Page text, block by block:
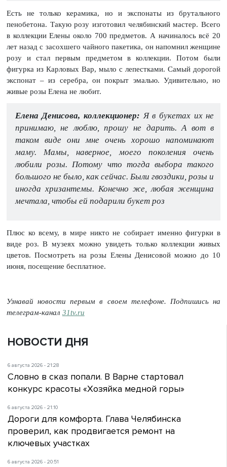
Есть не только керамика, но и экспонаты из брутального
пенобетона. Такую розу изготовил челябинский мастер. Всего
в коллекции Елены около 700 предметов. А начиналось всё 20
лет назад с засохшего чайного пакетика, он напомнил женщине
розу и стал первым предметом в коллекции. Потом были
фигурка из Карловых Вар, мыло с лепестками. Самый дорогой
экспонат – из серебра, он покрыт эмалью. Удивительно, но
живые розы Елена не любит.
Елена Денисова, коллекционер: Я в букетах их не
принимаю, не люблю, прошу не дарить. А вот в
таком виде они мне очень хорошо напоминают
маму. Мамы, наверное, моего поколения очень
любили розы. Потому что тогда выбора такого
большого не было, как сейчас. Были гвоздики, розы и
иногда хризантемы. Конечно же, любая женщина
мечтала, чтобы ей подарили букет роз
Плюс ко всему, в мире никто не собирает именно фигурки в
виде роз. В музеях можно увидеть только коллекции живых
цветов. Посмотреть на розы Елены Денисовой можно до 10
июня, посещение бесплатное.
Узнавай новости первым в своем телефоне. Подпишись на
телеграм-канал 31tv.ru
НОВОСТИ ДНЯ
6 августа 2026 - 21:28
Словно в сказ попали. В Варне стартовал
конкурс красоты «Хозяйка медной горы»
6 августа 2026 - 21:10
Дороги для комфорта. Глава Челябинска
проверил, как продвигается ремонт на
ключевых участках
6 августа 2026 - 20:51